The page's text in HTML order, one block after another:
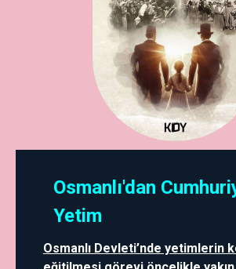
Osmanlı'dan
Yetim
Osmanlı Devleti’nde yetimlerin